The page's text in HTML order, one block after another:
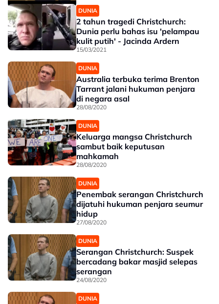
DUNIA
2 tahun tragedi Christchurch:
Dunia perlu bahas isu 'pelampau
kulit putih' - Jacinda Ardern
15/03/2021
DUNIA
Australia terbuka terima Brenton
Tarrant jalani hukuman penjara
di negara asal
28/08/2020
DUNIA
Keluarga mangsa Christchurch
sambut baik keputusan
mahkamah
28/08/2020
DUNIA
Penembak serangan Christchurch
dijatuhi hukuman penjara seumur
hidup
27/08/2020
DUNIA
Serangan Christchurch: Suspek
bercadang bakar masjid selepas
serangan
24/08/2020
DUNIA